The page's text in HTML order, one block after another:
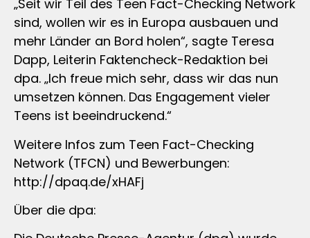
„Seit wir Teil des Teen Fact-Checking Network
sind, wollen wir es in Europa ausbauen und
mehr Länder an Bord holen“, sagte Teresa
Dapp, Leiterin Faktencheck-Redaktion bei
dpa. „Ich freue mich sehr, dass wir das nun
umsetzen können. Das Engagement vieler
Teens ist beeindruckend.“
Weitere Infos zum Teen Fact-Checking
Network (TFCN) und Bewerbungen:
http://dpaq.de/xHAFj
Über die dpa: